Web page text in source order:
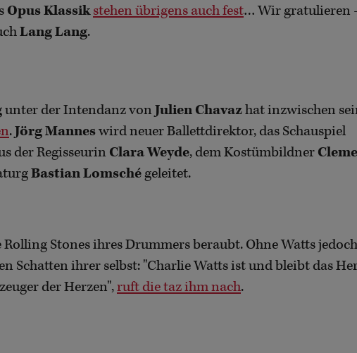
Opus Klassik stehen übrigens auch fest… Wir gratulieren
Lang Lang.
unter der Intendanz von Julien Chavazhat inzwischen
.Jörg Manneswird neuer Ballettdirektor, das Schauspiel
der Regisseurin Clara Weyde, dem Kostümbildner
Bastian Lomsché geleitet.
Stones ihres Drummers beraubt. Ohne Watts jedoch
Schatten ihrer selbst: "Charlie Watts ist und bleibt das
der Herzen",ruft die taz ihm nach.